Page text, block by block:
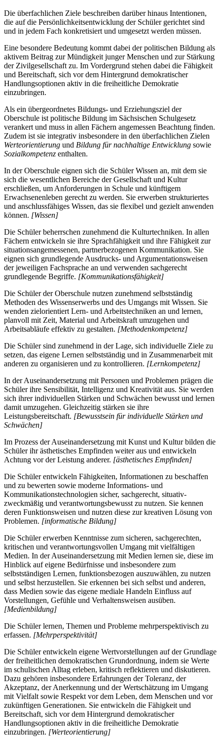
Die überfachlichen Ziele beschreiben darüber hinaus Intentionen,
die auf die Persönlichkeitsentwicklung der Schüler gerichtet sind
und in jedem Fach konkretisiert und umgesetzt werden müssen.
Eine besondere Bedeutung kommt dabei der politischen Bildung als
aktivem Beitrag zur Mündigkeit junger Menschen und zur Stärkung
der Zivilgesellschaft zu. Im Vordergrund stehen dabei die Fähigkeit
und Bereitschaft, sich vor dem Hintergrund demokratischer
Handlungsoptionen aktiv in die freiheitliche Demokratie
einzubringen.
Als ein übergeordnetes Bildungs- und Erziehungsziel der
Oberschule ist politische Bildung im Sächsischen Schulgesetz
verankert und muss in allen Fächern angemessen Beachtung finden.
Zudem ist sie integrativ insbesondere in den überfachlichen Zielen
Werteorientierung und Bildung für nachhaltige Entwicklung sowie
Sozialkompetenz enthalten.
In der Oberschule eignen sich die Schüler Wissen an, mit dem sie
sich die wesentlichen Bereiche der Gesellschaft und Kultur
erschließen, um Anforderungen in Schule und künftigem
Erwachsenenleben gerecht zu werden. Sie erwerben strukturiertes
und anschlussfähiges Wissen, das sie flexibel und gezielt anwenden
können. [Wissen]
Die Schüler beherrschen zunehmend die Kulturtechniken. In allen
Fächern entwickeln sie ihre Sprachfähigkeit und ihre Fähigkeit zur
situationsangemessenen, partnerbezogenen Kommunikation. Sie
eignen sich grundlegende Ausdrucks- und Argumentationsweisen
der jeweiligen Fachsprache an und verwenden sachgerecht
grundlegende Begriffe. [Kommunikationsfähigkeit]
Die Schüler der Oberschule nutzen zunehmend selbstständig
Methoden des Wissenserwerbs und des Umgangs mit Wissen. Sie
wenden zielorientiert Lern- und Arbeitstechniken an und lernen,
planvoll mit Zeit, Material und Arbeitskraft umzugehen und
Arbeitsabläufe effektiv zu gestalten. [Methodenkompetenz]
Die Schüler sind zunehmend in der Lage, sich individuelle Ziele zu
setzen, das eigene Lernen selbstständig und in Zusammenarbeit mit
anderen zu organisieren und zu kontrollieren. [Lernkompetenz]
In der Auseinandersetzung mit Personen und Problemen prägen die
Schüler ihre Sensibilität, Intelligenz und Kreativität aus. Sie werden
sich ihrer individuellen Stärken und Schwächen bewusst und lernen
damit umzugehen. Gleichzeitig stärken sie ihre
Leistungsbereitschaft. [Bewusstsein für individuelle Stärken und
Schwächen]
Im Prozess der Auseinandersetzung mit Kunst und Kultur bilden die
Schüler ihr ästhetisches Empfinden weiter aus und entwickeln
Achtung vor der Leistung anderer. [ästhetisches Empfinden]
Die Schüler entwickeln Fähigkeiten, Informationen zu beschaffen
und zu bewerten sowie moderne Informations- und
Kommunikationstechnologien sicher, sachgerecht, situativ-
zweckmäßig und verantwortungsbewusst zu nutzen. Sie kennen
deren Funktionsweisen und nutzen diese zur kreativen Lösung von
Problemen. [informatische Bildung]
Die Schüler erwerben Kenntnisse zum sicheren, sachgerechten,
kritischen und verantwortungsvollen Umgang mit vielfältigen
Medien. In der Auseinandersetzung mit Medien lernen sie, diese im
Hinblick auf eigene Bedürfnisse und insbesondere zum
selbstständigen Lernen, funktionsbezogen auszuwählen, zu nutzen
und selbst herzustellen. Sie erkennen bei sich selbst und anderen,
dass Medien sowie das eigene mediale Handeln Einfluss auf
Vorstellungen, Gefühle und Verhaltensweisen ausüben.
[Medienbildung]
Die Schüler lernen, Themen und Probleme mehrperspektivisch zu
erfassen. [Mehrperspektivität]
Die Schüler entwickeln eigene Wertvorstellungen auf der Grundlage
der freiheitlichen demokratischen Grundordnung, indem sie Werte
im schulischen Alltag erleben, kritisch reflektieren und diskutieren.
Dazu gehören insbesondere Erfahrungen der Toleranz, der
Akzeptanz, der Anerkennung und der Wertschätzung im Umgang
mit Vielfalt sowie Respekt vor dem Leben, dem Menschen und vor
zukünftigen Generationen. Sie entwickeln die Fähigkeit und
Bereitschaft, sich vor dem Hintergrund demokratischer
Handlungsoptionen aktiv in die freiheitliche Demokratie
einzubringen. [Werteorientierung]